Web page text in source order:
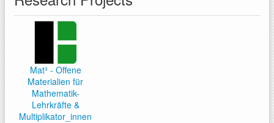
Mat³ - Offene
Materialien für
Mathematik-
Lehrkräfte &
Multiplikator_innen